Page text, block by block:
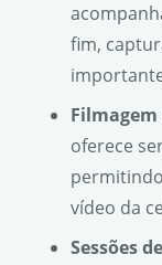
fim,
oferece
vídeo da
Sessões